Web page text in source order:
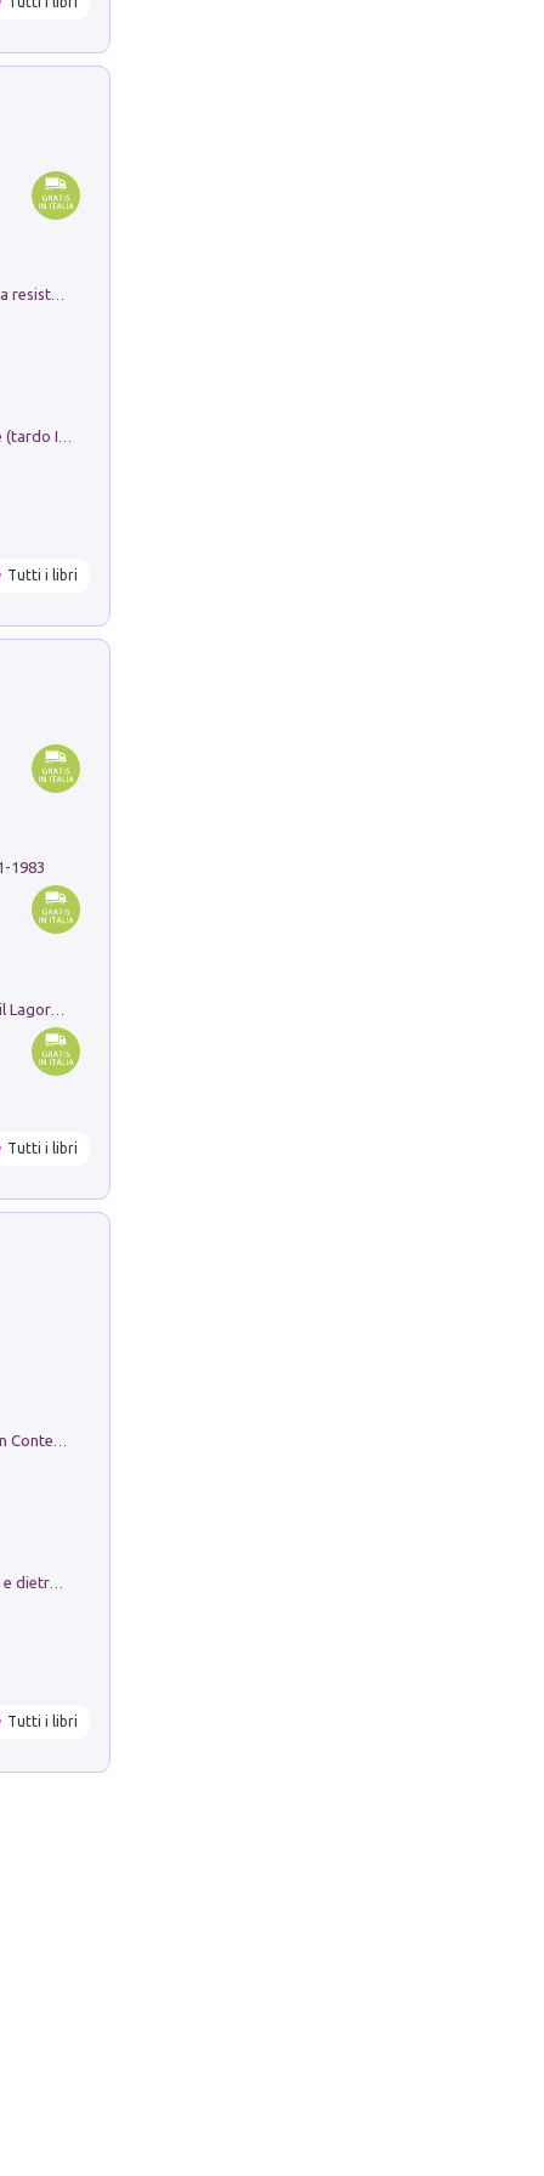
Memorial Santa Giulia. Sculture per la resistenza Monchio di Palagano
Tutti i libri
1983
Tutti i libri
in alto! Livello A1. Con CD-Audio. Con Contenuto digitale per accesso on line
Tutti i libri